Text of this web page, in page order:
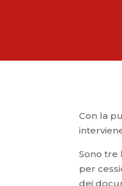
Con la
Sono tre
per
dei